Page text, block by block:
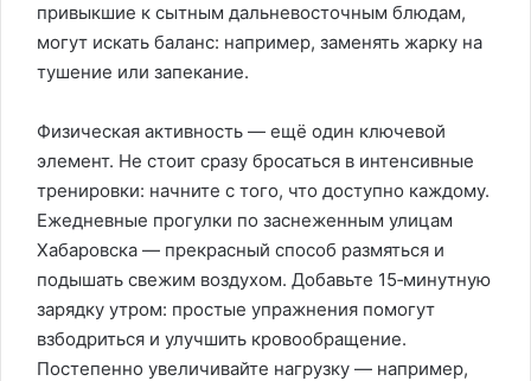
привыкшие к сытным дальневосточным блюдам,
могут искать баланс: например, заменять жарку на
тушение или запекание.
Физическая активность — ещё один ключевой
элемент. Не стоит сразу бросаться в интенсивные
тренировки: начните с того, что доступно каждому.
Ежедневные прогулки по заснеженным улицам
Хабаровска — прекрасный способ размяться и
подышать свежим воздухом. Добавьте 15‑минутную
зарядку утром: простые упражнения помогут
взбодриться и улучшить кровообращение.
Постепенно увеличивайте нагрузку — например,